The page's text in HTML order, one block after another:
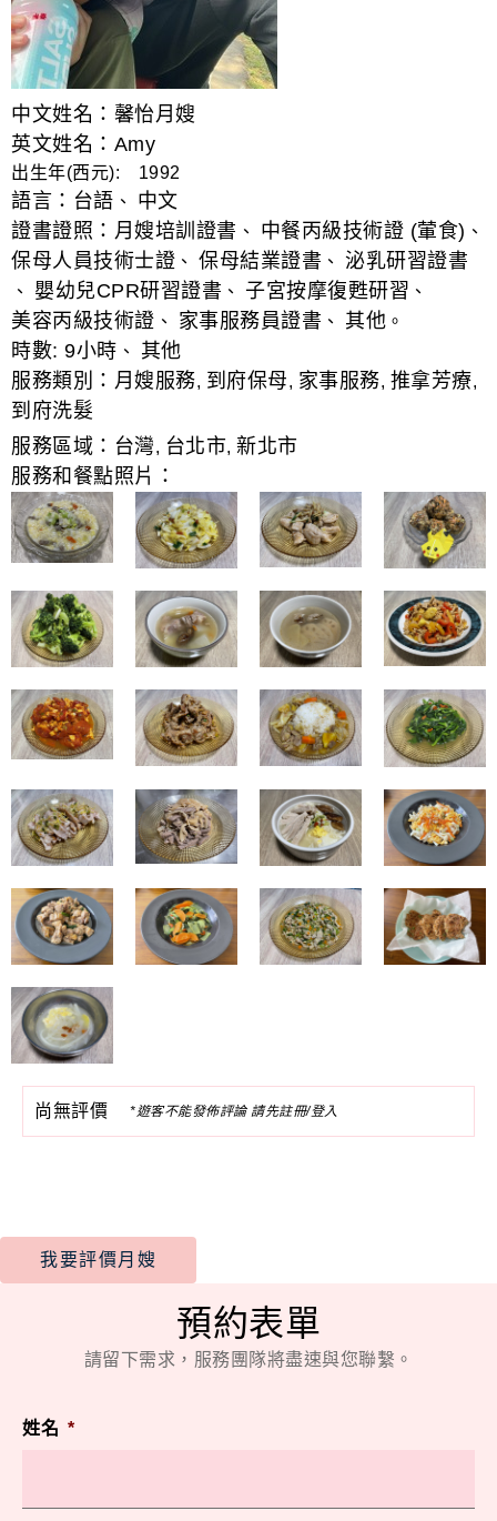
中文姓名：馨怡月嫂
英文姓名：Amy
出生年(西元): 1992
語言： 台語 、
中文
證書證照： 月嫂培訓證書 、 中餐丙級技術證 (葷食) 、
保母人員技術士證 、 保母結業證書 、 泌乳研習證書
、 嬰幼兒CPR研習證書 、 子宮按摩復甦研習 、
美容丙級技術證 、 家事服務員證書 、 其他 。
時數: 9小時 、
其他
服務類別： 月嫂服務, 到府保母, 家事服務, 推拿芳療,
到府洗髮
服務區域： 台灣, 台北市, 新北市
服務和餐點照片：
尚無評價 *遊客不能發佈評論 請先註冊/登入
我要評價月嫂
預約表單
請留下需求，服務團隊將盡速與您聯繫。
姓名 *